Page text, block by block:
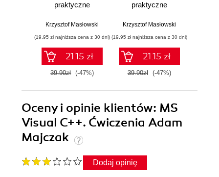
praktyczne
Krzysztof Masłowski
(19,95 zł najniższa cena z 30 dni)
21.15 zł
39.90zł (-47%)
praktyczne
Krzysztof Masłowski
(19,95 zł najniższa cena z 30 dni)
21.15 zł
39.90zł (-47%)
Oceny i opinie klientów: MS
Visual C++. Ćwiczenia Adam
Majczak
Dodaj opinię